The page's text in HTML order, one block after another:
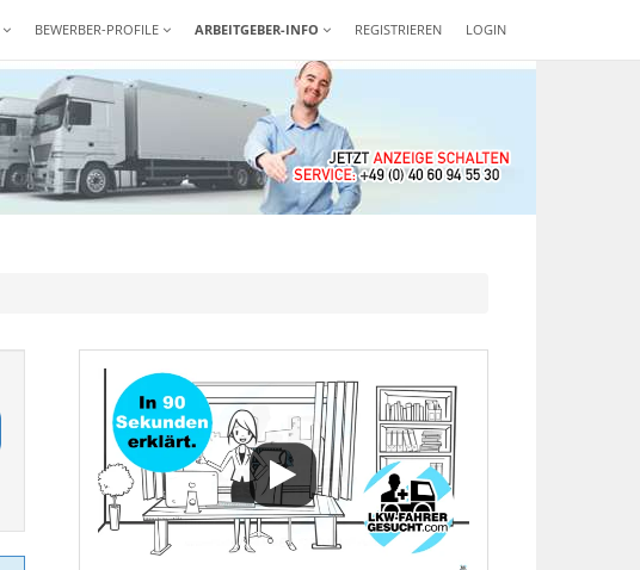
REGISTRIEREN LOGIN
BEWERBER-PROFILE ARBEITGEBER-INFO